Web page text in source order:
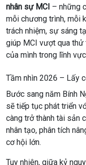
nhân sự MCI – những
mỗi chương trình, mỗi
trách nhiệm, sự sáng
giúp MCI vượt qua thử
của mình trong lĩnh
Tầm nhìn 2026 – Lấy
Bước sang năm Bính
sẽ tiếp tục phát triển
càng trở thành tài sản
nhân tạo, phân tích
cơ hội lớn.
Tuy nhiên, giữa kỷ